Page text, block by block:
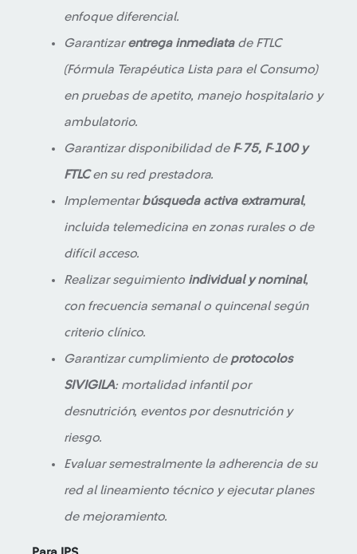
enfoque diferencial.
Garantizarentrega inmediatade FTLC
(Fórmula Terapéutica Lista para el Consumo)
en pruebas de apetito, manejo hospitalario y
ambulatorio.
Garantizar disponibilidad de F‑75, F‑100 y
FTLCen su red prestadora.
Implementarbúsqueda activa extramural,
incluida telemedicina en zonas rurales o de
difícil acceso.
Realizar seguimiento individual y nominal,
con frecuencia semanal o quincenal según
criterio clínico.
Garantizar cumplimiento de protocolos
SIVIGILA: mortalidad infantil por
desnutrición, eventos por desnutrición y
riesgo.
Evaluar semestralmente la adherencia de su
red al lineamiento técnico y ejecutar planes
de mejoramiento.